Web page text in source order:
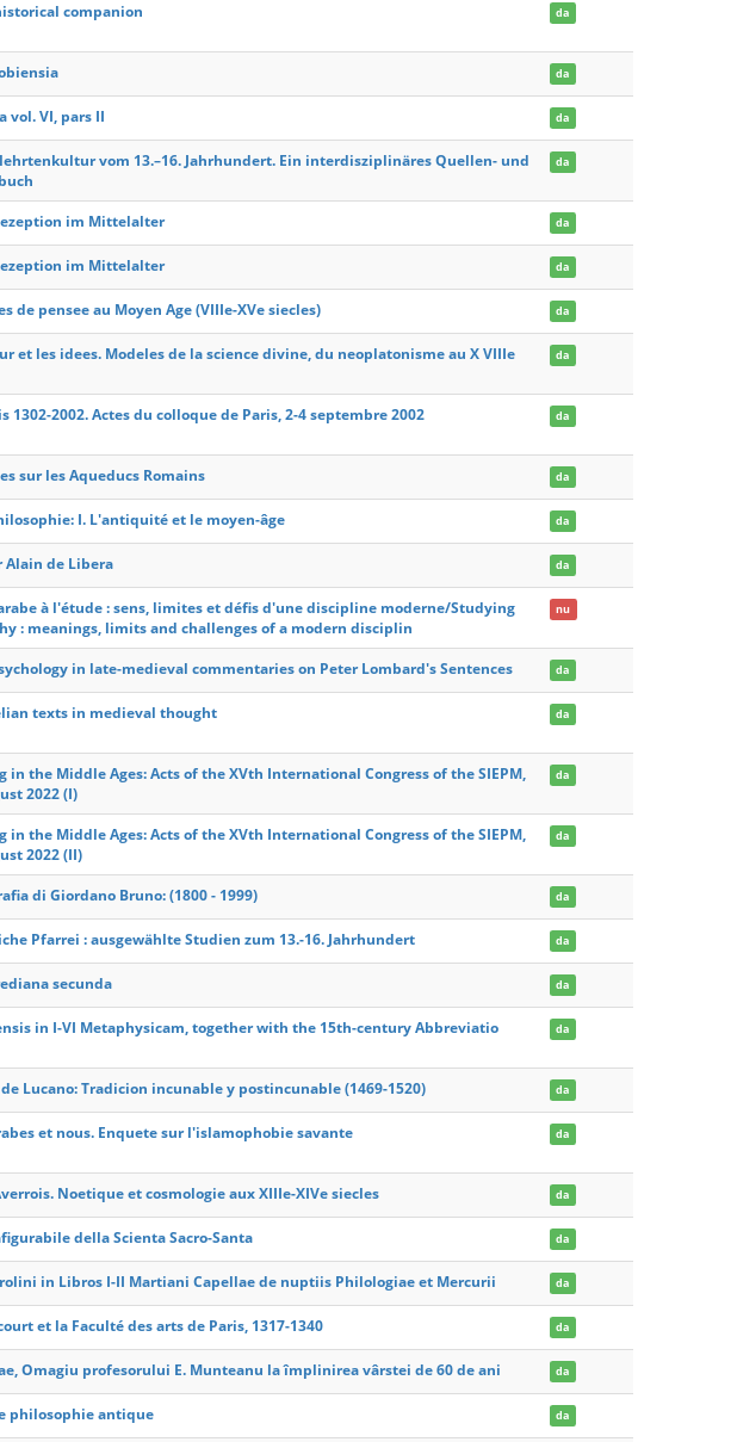
companion da
da
vol. VI, pars II da
vom 13.–16. Jahrhundert. Ein interdisziplinäres Quellen- und
da
im Mittelalter da
im Mittelalter da
de pensee au Moyen Age (VIIIe-XVe siecles) da
et les idees. Modeles de la science divine, du neoplatonisme au X VIIIe
da
1302-2002. Actes du colloque de Paris, 2-4 septembre 2002 da
sur les Aqueducs Romains da
I. L'antiquité et le moyen-âge da
Alain de Libera da
à l'étude : sens, limites et défis d'une discipline moderne/Studying
: meanings, limits and challenges of a modern disciplin
nu
in late-medieval commentaries on Peter Lombard's Sentences da
texts in medieval thought da
in the Middle Ages: Acts of the XVth International Congress of the SIEPM,
2022 (I)
da
in the Middle Ages: Acts of the XVth International Congress of the SIEPM,
2022 (II)
da
di Giordano Bruno: (1800 - 1999) da
Pfarrei : ausgewählte Studien zum 13.-16. Jahrhundert da
secunda da
in I-VI Metaphysicam, together with the 15th-century Abbreviatio
da
Lucano: Tradicion incunable y postincunable (1469-1520) da
et nous. Enquete sur l'islamophobie savante da
Noetique et cosmologie aux XIIIe-XIVe siecles da
della Scienta Sacro-Santa da
in Libros I-II Martiani Capellae de nuptiis Philologiae et Mercurii da
et la Faculté des arts de Paris, 1317-1340 da
Omagiu profesorului E. Munteanu la împlinirea vârstei de 60 de ani da
philosophie antique da